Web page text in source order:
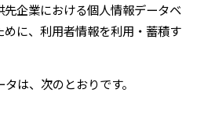
企業における個人情報データベ
に、利用者情報を利用・蓄積す
は、次のとおりです。